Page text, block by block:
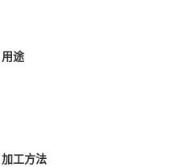
用途
加工方法